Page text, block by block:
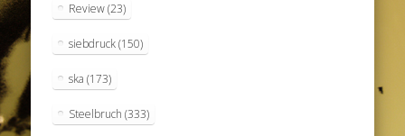
Review(23)
siebdruck(150)
ska (173)
Steelbruch (333)